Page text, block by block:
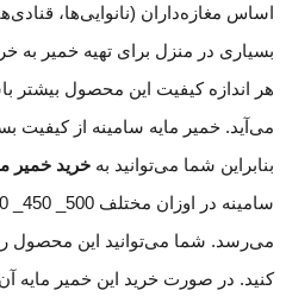
اساس مغازه‌داران (نانوایی‌ها،
بسیاری در منزل برای تهیه خمیر به
هر اندازه کیفیت این محصول بیشتر
می‌آید. خمیر مایه سامینه از کیفیت
بنابراین شما می‌توانید به خرید خمیر
می‌رسد. شما می‌توانید این محصول
کنید. در صورت خرید این خمیر مایه